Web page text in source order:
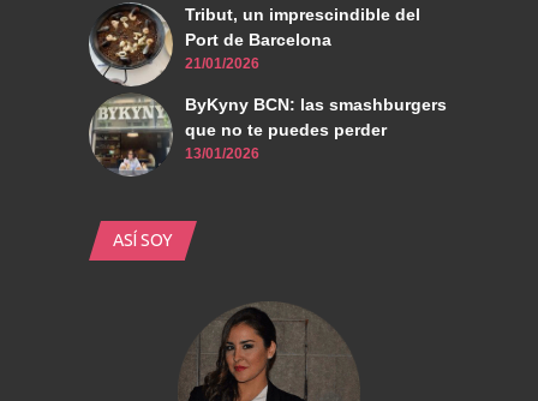
Tribut, un imprescindible del
Port de Barcelona
21/01/2026
ByKyny BCN: las smashburgers
que no te puedes perder
13/01/2026
ASÍ SOY